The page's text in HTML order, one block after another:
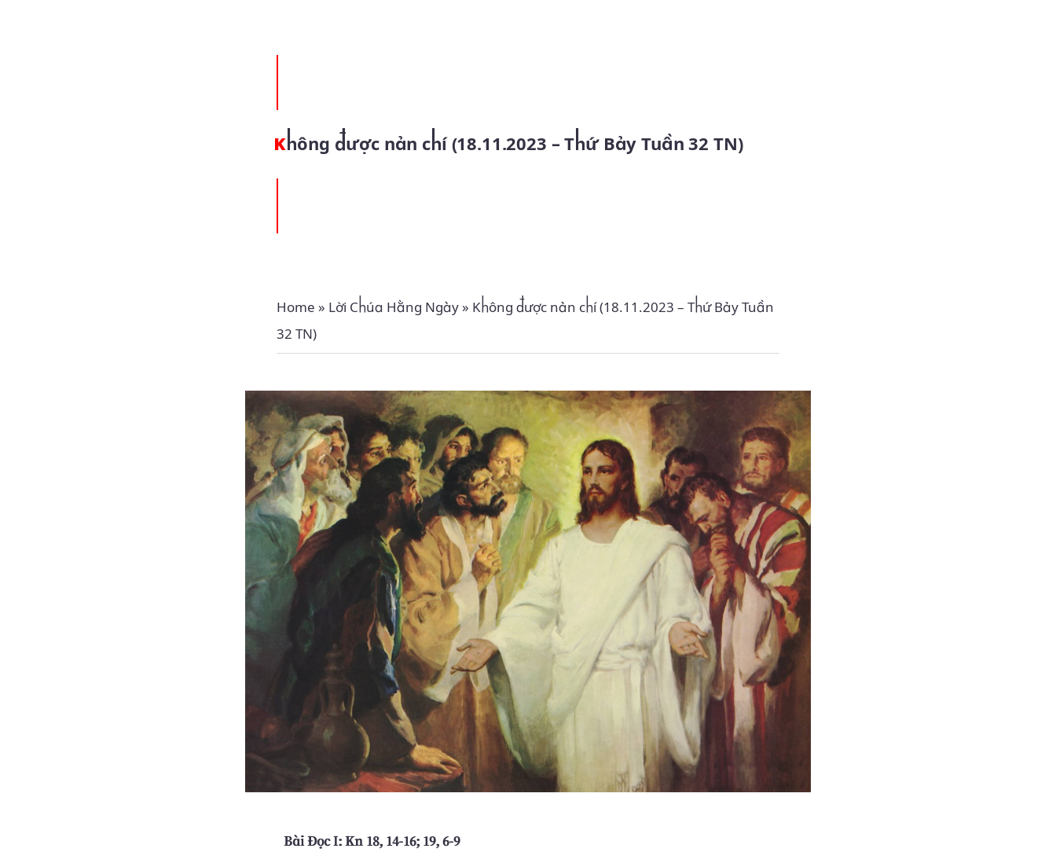
Không được nản chí (18.11.2023 – Thứ Bảy Tuần 32 TN)
Home » Lời Chúa Hằng Ngày» Không được nản chí (18.11.2023 – Thứ Bảy Tuần
32 TN)
Bài Ðọc I: Kn 18, 14-16; 19, 6-9